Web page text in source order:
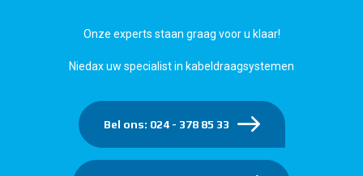
Onze experts staan graag voor u klaar!
Niedax uw specialist in kabeldraagsystemen
Bel ons: 024 - 378 85 33